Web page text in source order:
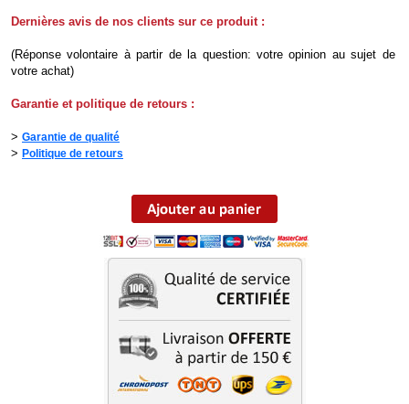
Dernières avis de nos clients sur ce produit :
(Réponse volontaire à partir de la question: votre opinion au sujet de
votre achat)
Garantie et politique de retours :
> Garantie de qualité
> Politique de retours